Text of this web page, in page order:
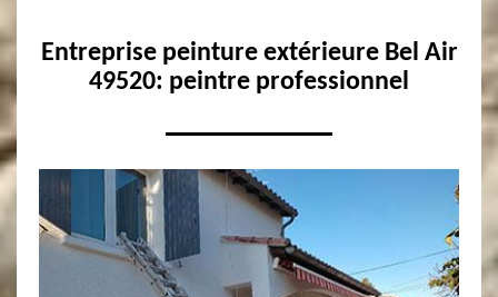
Entreprise peinture extérieure Bel Air
49520: peintre professionnel